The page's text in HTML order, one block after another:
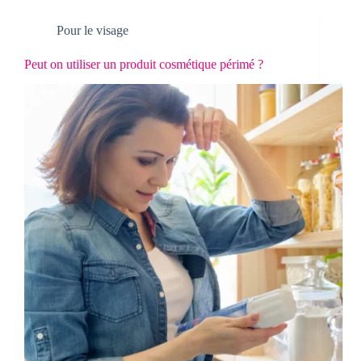
Pour le visage
Peut on utiliser un produit cosmétique périmé ?